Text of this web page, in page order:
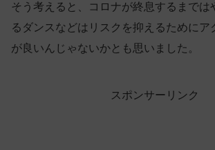
そう考えると、コロナが終息するまでは
るダンスなどはリスクを抑えるためにア
が良いんじゃないかとも思いました。
スポンサーリンク